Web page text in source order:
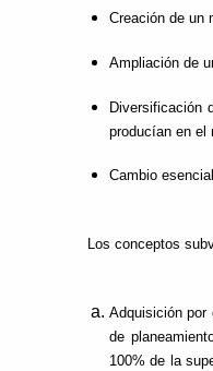
Creación de un
Ampliación de
Diversificación
producían en el
Cambio
Los conceptos
Adquisición por
de
100% de la